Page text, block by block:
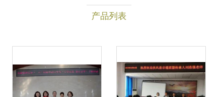
产品列表